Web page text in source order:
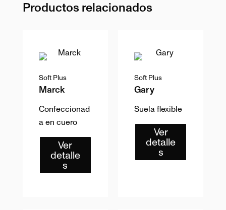
Productos relacionados
Soft Plus
Marck
Confeccionad
a en cuero
Ver
detalle
s
Soft Plus
Gary
Suela flexible
Ver
detalle
s